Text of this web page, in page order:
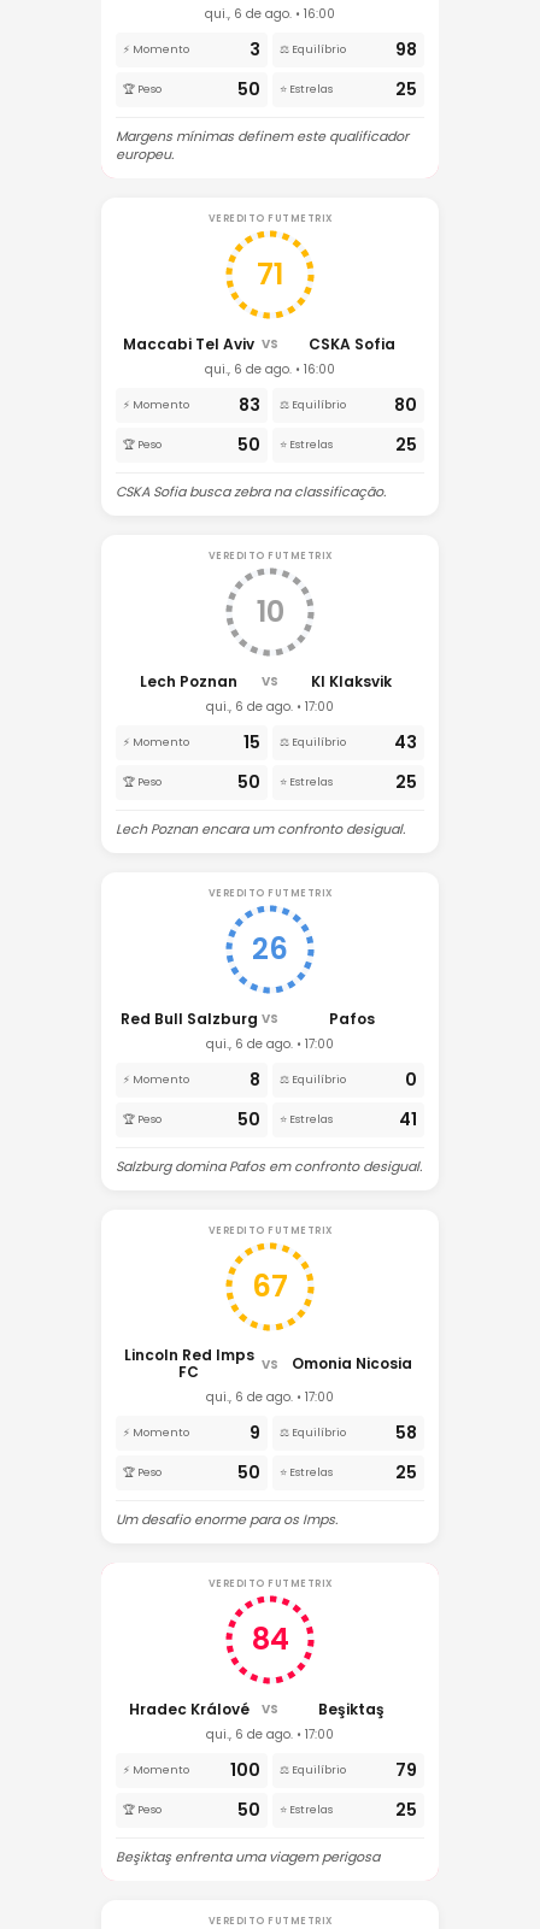
qui., 6 de ago. • 16:00
⚡ Momento 3 ⚖️ Equilíbrio 98
🏆 Peso 50 ⭐ Estrelas 25
Margens mínimas definem este qualificador
europeu.
VEREDITO FUTMETRIX
71
Maccabi Tel Aviv VS CSKA Sofia
qui., 6 de ago. • 16:00
⚡ Momento 83 ⚖️ Equilíbrio 80
🏆 Peso 50 ⭐ Estrelas 25
CSKA Sofia busca zebra na classificação.
VEREDITO FUTMETRIX
10
Lech Poznan VS KI Klaksvik
qui., 6 de ago. • 17:00
⚡ Momento 15 ⚖️ Equilíbrio 43
🏆 Peso 50 ⭐ Estrelas 25
Lech Poznan encara um confronto desigual.
VEREDITO FUTMETRIX
26
Red Bull Salzburg VS Pafos
qui., 6 de ago. • 17:00
⚡ Momento 8 ⚖️ Equilíbrio 0
🏆 Peso 50 ⭐ Estrelas 41
Salzburg domina Pafos em confronto desigual.
VEREDITO FUTMETRIX
67
Lincoln Red Imps
FC
VS Omonia Nicosia
qui., 6 de ago. • 17:00
⚡ Momento 9 ⚖️ Equilíbrio 58
🏆 Peso 50 ⭐ Estrelas 25
Um desafio enorme para os Imps.
VEREDITO FUTMETRIX
84
Hradec Králové VS Beşiktaş
qui., 6 de ago. • 17:00
⚡ Momento 100 ⚖️ Equilíbrio 79
🏆 Peso 50 ⭐ Estrelas 25
Beşiktaş enfrenta uma viagem perigosa
VEREDITO FUTMETRIX